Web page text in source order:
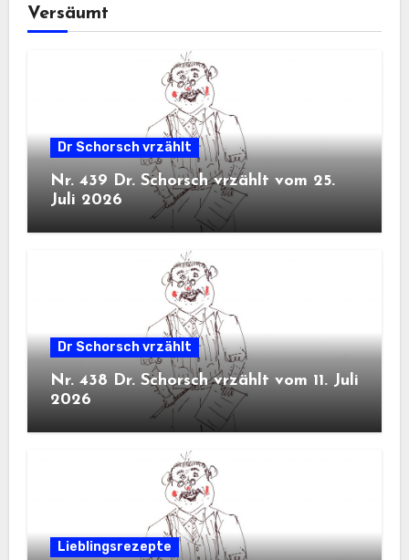
Versäumt
Dr Schorsch vrzählt
Nr. 439 Dr. Schorsch vrzählt vom 25.
Juli 2026
Dr Schorsch vrzählt
Nr. 438 Dr. Schorsch vrzählt vom 11. Juli
2026
Lieblingsrezepte